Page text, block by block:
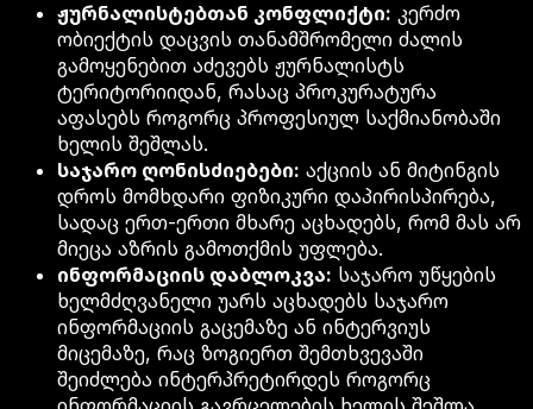
ჟურნალისტებთან კონფლიქტი: კერძო
ობიექტის დაცვის თანამშრომელი ძალის
გამოყენებით აძევებს ჟურნალისტს
ტერიტორიიდან, რასაც პროკურატურა
აფასებს როგორც პროფესიულ საქმიანობაში
ხელის შეშლას.
საჯარო ღონისძიებები: აქციის ან მიტინგის
დროს მომხდარი ფიზიკური დაპირისპირება,
სადაც ერთ-ერთი მხარე აცხადებს, რომ მას არ
მიეცა აზრის გამოთქმის უფლება.
ინფორმაციის დაბლოკვა: საჯარო უწყების
ხელმძღვანელი უარს აცხადებს საჯარო
ინფორმაციის გაცემაზე ან ინტერვიუს
მიცემაზე, რაც ზოგიერთ შემთხვევაში
შეიძლება ინტერპრეტირდეს როგორც